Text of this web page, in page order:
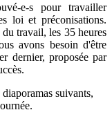
e-s pour travailler
loi et préconisations.
travail, les 35 heures
avons besoin d'être
dernier, proposée par
suivants,